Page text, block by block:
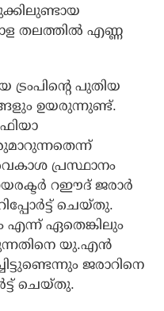
തലത്തില്‍ എണ്ണ
പുതിയ
ഉയരുന്നുണ്ട്.
പ്രസ്ഥാനം
റഈദ് ജരാര്‍
ചെയ്തു.
ഏതെങ്കിലും
യു.എന്‍
ജരാറിനെ
ചെയ്തു.